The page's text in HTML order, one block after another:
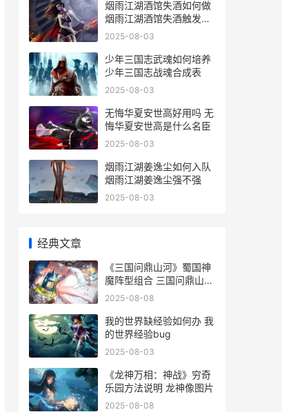
烟雨江湖酒馆失酒如何做
烟雨江湖酒馆失酒触发不
了
2025-08-03
少年三国志武魂如何培养
少年三国志战魂合成表
2025-08-03
无悔华夏安世高好用吗 无
悔华夏安世高是什么名臣
2025-08-03
烟雨江湖姜逸尘如何入队
烟雨江湖姜逸尘强不强
2025-08-03
经典文章
《三国问鼎山河》蜀国神
魔阵型组合 三国问鼎山河
破解版
2025-08-08
我的世界缺经验如何办 我
的世界经验bug
2025-08-03
《龙神万相：神战》穷奇
乐园方法说明 龙神像图片
2025-08-08